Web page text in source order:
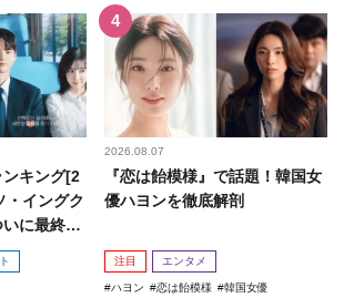
キング[2
イングク
に最終
2026.08.07
『恋は飴模様』で話題！韓国女
優ハヨンを徹底解剖
注目 エンタメ
ハヨン 恋は飴模様 韓国女優